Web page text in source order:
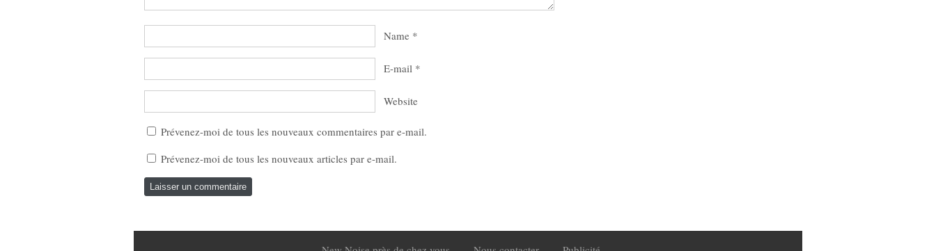
Name *
E-mail *
Website
Prévenez-moi de tous les nouveaux commentaires par e-mail.
Prévenez-moi de tous les nouveaux articles par e-mail.